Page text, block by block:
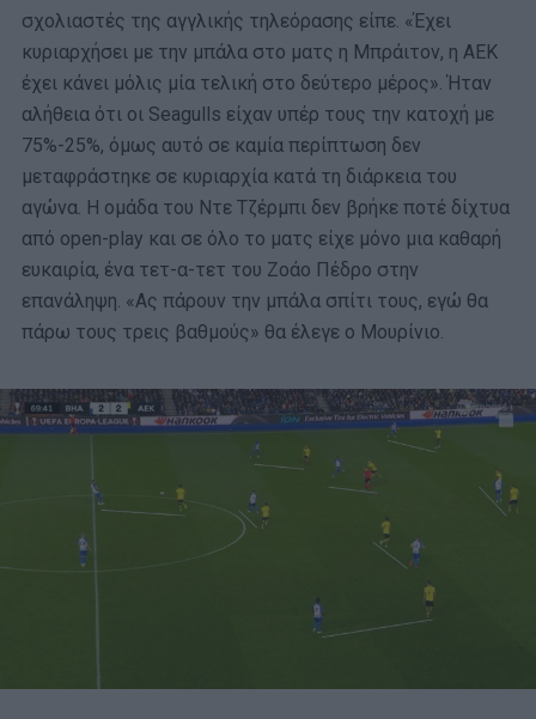
σχολιαστές της αγγλικής τηλεόρασης είπε. «Έχει
κυριαρχήσει με την μπάλα στο ματς η Μπράιτον, η ΑΕΚ
έχει κάνει μόλις μία τελική στο δεύτερο μέρος». Ήταν
αλήθεια ότι οι Seagulls είχαν υπέρ τους την κατοχή με
75%-25%, όμως αυτό σε καμία περίπτωση δεν
μεταφράστηκε σε κυριαρχία κατά τη διάρκεια του
αγώνα. Η ομάδα του Ντε Τζέρμπι δεν βρήκε ποτέ δίχτυα
από open-play και σε όλο το ματς είχε μόνο μια καθαρή
ευκαιρία, ένα τετ-α-τετ του Ζοάο Πέδρο στην
επανάληψη. «Ας πάρουν την μπάλα σπίτι τους, εγώ θα
πάρω τους τρεις βαθμούς» θα έλεγε ο Μουρίνιο.